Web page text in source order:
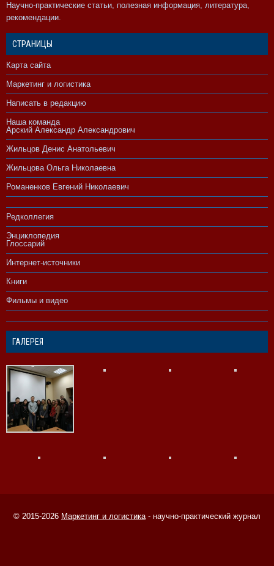
Научно-практические статьи, полезная информация, литература,
рекомендации.
СТРАНИЦЫ
Карта сайта
Маркетинг и логистика
Написать в редакцию
Наша команда
Арский Александр Александрович
Жильцов Денис Анатольевич
Жильцова Ольга Николаевна
Романенков Евгений Николаевич
Редколлегия
Энциклопедия
Глоссарий
Интернет-источники
Книги
Фильмы и видео
ГАЛЕРЕЯ
© 2015-2026 Маркетинг и логистика- научно-практический журнал